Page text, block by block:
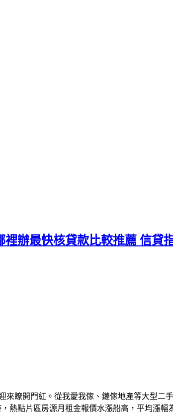
辦最快核貸款比較推薦 信貸
來瞭開門紅。從我愛我傢、鏈傢地產等大型
熱點片區房源月租金報價水漲船高，平均漲幅